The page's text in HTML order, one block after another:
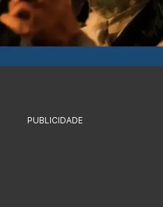
PUBLICIDADE